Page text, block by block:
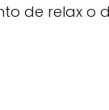
de relax o